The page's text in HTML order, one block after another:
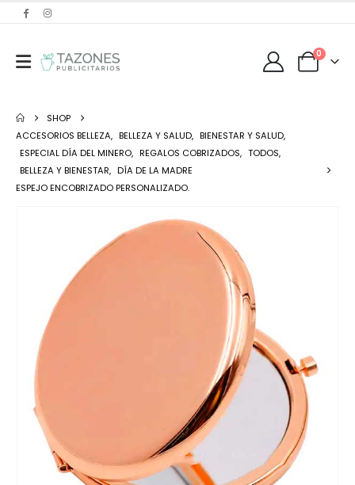
0
SHOP
ACCESORIOS BELLEZA, BELLEZA Y SALUD, BIENESTAR Y SALUD,
ESPECIAL DÍA DEL MINERO, REGALOS COBRIZADOS, TODOS,
BELLEZA Y BIENESTAR, DÍA DE LA MADRE
ESPEJO ENCOBRIZADO PERSONALIZADO.